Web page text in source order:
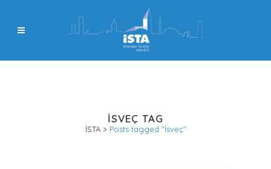
İSVEÇ TAG
İSTA> Posts tagged "İsveç"